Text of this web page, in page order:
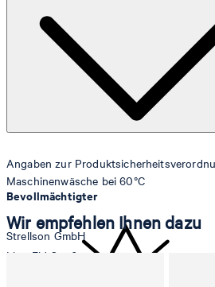
Maschinenwäsche bei 60°C
Angaben zur
Bevollmächtigter
Strellson GmbH
Line-Eid-Str. 6
Wir empfehlen Ihnen dazu